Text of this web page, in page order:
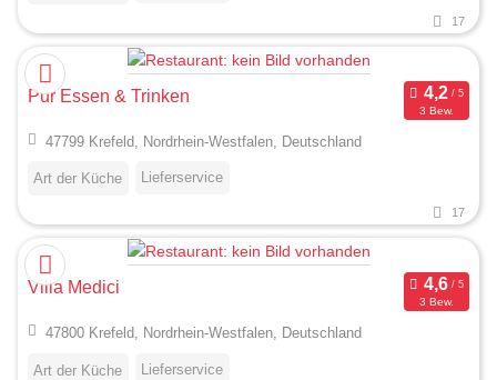
17
Pur Essen & Trinken
3 Bew.
47799 Krefeld, Nordrhein-Westfalen, Deutschland
Art der Küche Lieferservice
17
Villa Medici
3 Bew.
47800 Krefeld, Nordrhein-Westfalen, Deutschland
Art der Küche Lieferservice